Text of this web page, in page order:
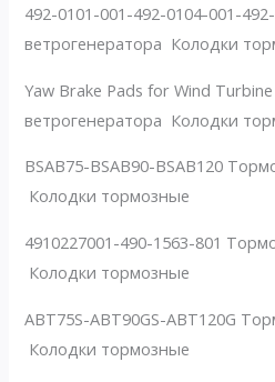
492-0101-001-492-0104-001-
ветрогенератора Колодки
Yaw Brake Pads for Wind
ветрогенератора Колодки
BSAB75-BSAB90-BSAB120
Колодки тормозные
4910227001-490-1563-801
Колодки тормозные
ABT75S-ABT90GS-ABT120G
Колодки тормозные